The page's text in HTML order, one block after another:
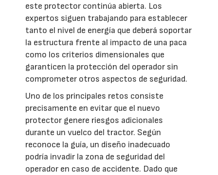
este protector continúa abierta. Los
expertos siguen trabajando para establecer
tanto el nivel de energía que deberá soportar
la estructura frente al impacto de una paca
como los criterios dimensionales que
garanticen la protección del operador sin
comprometer otros aspectos de seguridad.
Uno de los principales retos consiste
precisamente en evitar que el nuevo
protector genere riesgos adicionales
durante un vuelco del tractor. Según
reconoce la guía, un diseño inadecuado
podría invadir la zona de seguridad del
operador en caso de accidente. Dado que